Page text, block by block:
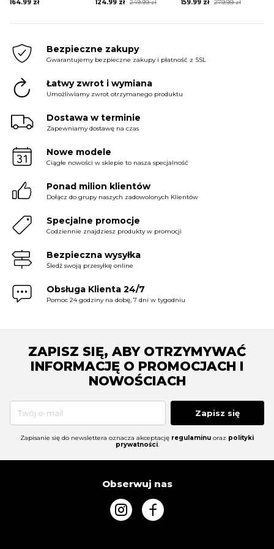
164.99 zł 249.99zł
124.99 zł 279.99zł
159.99 zł
Bezpieczne zakupy
Gwarantujemy bezpieczne zakupy i płatność z SSL
Łatwy zwrot i wymiana
Umożliwiamy zwrot otrzymanego produktu
Dostawa w terminie
Zapewniamy dostawę na czas
Nowe modele
Ciągłe nowości w sklepie to nasza specjalność
Ponad milion klientów
Dołącz do grupy naszych zadowolonych Klientów
Specjalne promocje
Codziennie znajdziesz produkty w promocji
Bezpieczna wysyłka
Śledź swoją przesyłkę online
Obsługa Klienta 24/7
Pomoc 24 godziny na dobę, 7 dni w tygodniu
ZAPISZ SIĘ, ABY OTRZYMYWAĆ
INFORMACJĘ O PROMOCJACH I
NOWOŚCIACH
Zapisz się
Zapisanie się do newslettera oznacza akceptację regulaminu oraz polityki
prywatności.
Obserwuj nas